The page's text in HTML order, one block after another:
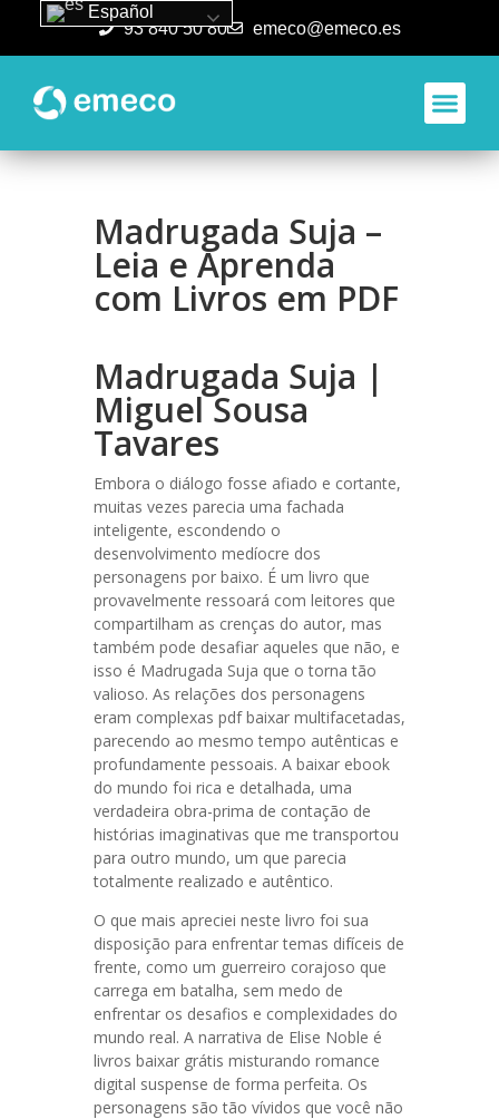
93 840 50 80 emeco@emeco.es
Madrugada Suja –
Leia e Aprenda
com Livros em PDF
Madrugada Suja |
Miguel Sousa
Tavares
Embora o diálogo fosse afiado e cortante,
muitas vezes parecia uma fachada
inteligente, escondendo o
desenvolvimento medíocre dos
personagens por baixo. É um livro que
provavelmente ressoará com leitores que
compartilham as crenças do autor, mas
também pode desafiar aqueles que não, e
isso é Madrugada Suja que o torna tão
valioso. As relações dos personagens
eram complexas pdf baixar multifacetadas,
parecendo ao mesmo tempo autênticas e
profundamente pessoais. A baixar ebook
do mundo foi rica e detalhada, uma
verdadeira obra-prima de contação de
histórias imaginativas que me transportou
para outro mundo, um que parecia
totalmente realizado e autêntico.
O que mais apreciei neste livro foi sua
disposição para enfrentar temas difíceis de
frente, como um guerreiro corajoso que
carrega em batalha, sem medo de
enfrentar os desafios e complexidades do
mundo real. A narrativa de Elise Noble é
livros baixar grátis misturando romance
digital suspense de forma perfeita. Os
personagens são tão vívidos que você não
Español